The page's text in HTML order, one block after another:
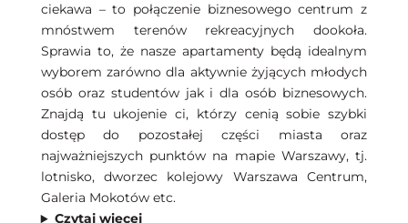
ciekawa – to połączenie biznesowego centrum z
mnóstwem terenów rekreacyjnych dookoła.
Sprawia to, że nasze apartamenty będą idealnym
wyborem zarówno dla aktywnie żyjących młodych
osób oraz studentów jak i dla osób biznesowych.
Znajdą tu ukojenie ci, którzy cenią sobie szybki
dostęp do pozostałej części miasta oraz
najważniejszych punktów na mapie Warszawy, tj.
lotnisko, dworzec kolejowy Warszawa Centrum,
Galeria Mokotów etc.
Czytaj więcej